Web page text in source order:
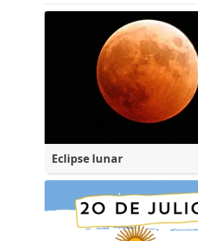
Eclipse lunar